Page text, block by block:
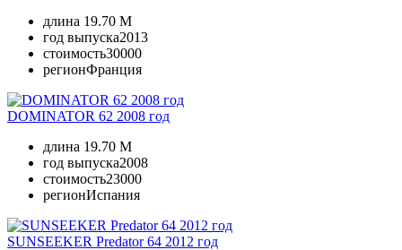
длина 19.70 M
год выпуска2013
стоимость30000
регионФранция
DOMINATOR 62 2008 год
длина 19.70 M
год выпуска2008
стоимость23000
регионИспания
SUNSEEKER Predator 64 2012 год